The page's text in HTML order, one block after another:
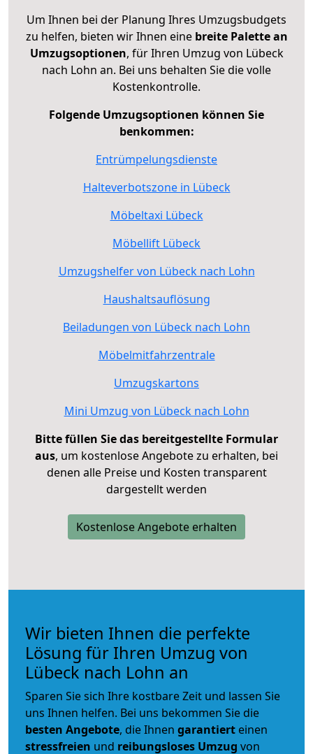
Um Ihnen bei der Planung Ihres Umzugsbudgets
zu helfen, bieten wir Ihnen eine breite Palette an
Umzugsoptionen, für Ihren Umzug von Lübeck
nach Lohn an. Bei uns behalten Sie die volle
Kostenkontrolle.
Folgende Umzugsoptionen können Sie
benkommen:
Entrümpelungsdienste
Halteverbotszone in Lübeck
Möbeltaxi Lübeck
Möbellift Lübeck
Umzugshelfer von Lübeck nach Lohn
Haushaltsauflösung
Beiladungen von Lübeck nach Lohn
Möbelmitfahrzentrale
Umzugskartons
Mini Umzug von Lübeck nach Lohn
Bitte füllen Sie das bereitgestellte Formular
aus, um kostenlose Angebote zu erhalten, bei
denen alle Preise und Kosten transparent
dargestellt werden
Kostenlose Angebote erhalten
Wir bieten Ihnen die perfekte
Lösung für Ihren Umzug von
Lübeck nach Lohn an
Sparen Sie sich Ihre kostbare Zeit und lassen Sie
uns Ihnen helfen. Bei uns bekommen Sie die
besten Angebote, die Ihnen garantiert einen
stressfreien und reibungsloses Umzug von